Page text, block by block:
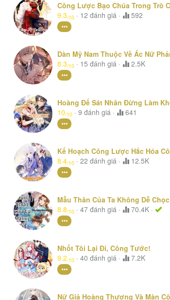
Công Lược Bạo Chúa Trong Trò
9.3/10 · 12 đánh giá · 592
Dàn Mỹ Nam Thuộc Về Ác Nữ
8.3/10 · 15 đánh giá · 2.5K
Hoàng Đế Sát Nhân Đừng Làm
10/10 ·9 đánh giá · 641
Kế Hoạch Công Lược Hắc Hóa
8.4/10 ·22 đánh giá · 12.5K
Mẫu Thân Của Ta Không Dễ Chọc
8.8/10 ·47 đánh giá · 70.4K ·
Nhốt Tôi Lại Đi, Công Tước!
9.2/10 ·40 đánh giá · 7.2K
Nữ Giả Hoàng Thượng Và Màn